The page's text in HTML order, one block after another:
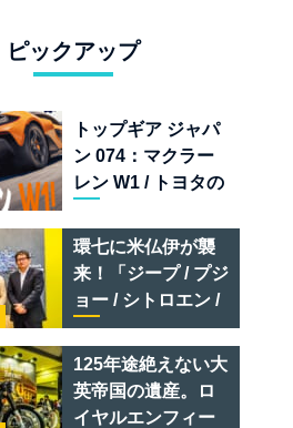
ピックアップ
トップギア ジャパ
ン 074：マクラー
レン W1 / トヨタの
ー戦略 /フェラーリ
849 テスタロッサ /
テメラリオ /ベント
レー スーパースポ
ーツ
環七に米仏伊が襲
来！「ジープ / プジ
ョー / シトロエン /
フィアット / アバル
ト足立」はクルマ
のセレクトショッ
プである
125年途絶えない大
英帝国の遺産。ロ
イヤルエンフィー